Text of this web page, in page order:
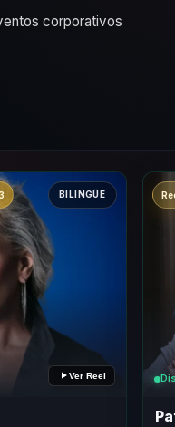
corporativos
BILINGÜE
Ver Reel